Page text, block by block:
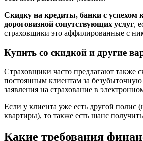
Скидку на кредиты, банки с успехом
дороговизной сопутствующих услуг,
страховщики это аффилированные с
Купить со скидкой и другие
Cтраховщики часто предлагают также
постоянным клиентам за безубыточную
заявления на страхование в
Если у клиента уже есть другой полис
квартиры), то также есть шанс
Какие требования